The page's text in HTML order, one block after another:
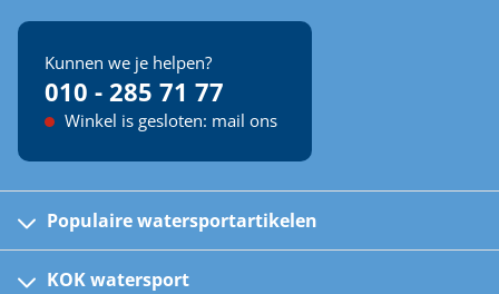
Kunnen we je helpen?
010 - 285 71 77
Winkel is gesloten: mail ons
Populaire watersportartikelen
Kinder reddingsvesten
KOK watersport